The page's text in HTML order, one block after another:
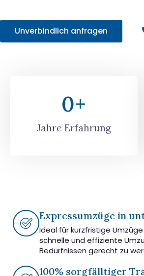
Unverbindlich anfragen
Jahre Erfahrung
0+
Expressumzüge in
Ideal für kurzfristige
schnelle und effiziente
Bedürfnissen gerecht zu
100% sorgfälltiger